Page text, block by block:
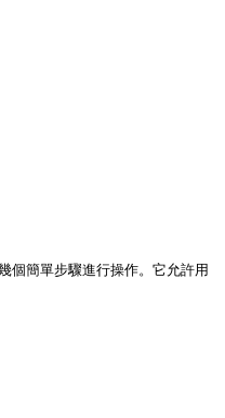
個簡單步驟進行操作。它允許用